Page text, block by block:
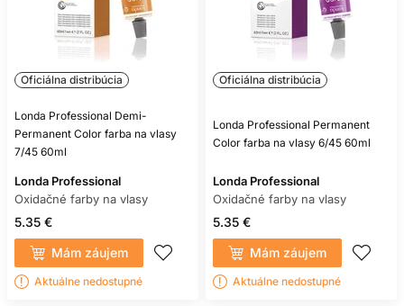
Oficiálna distribúcia
Londa Professional Demi-
Permanent Color farba na vlasy
7/45 60ml
Londa Professional
Oxidačné farby na vlasy
5.35 €
Mám záujem
Aktuálne nedostupné
Oficiálna distribúcia
Londa Professional Permanent
Color farba na vlasy 6/45 60ml
Londa Professional
Oxidačné farby na vlasy
5.35 €
Mám záujem
Aktuálne nedostupné